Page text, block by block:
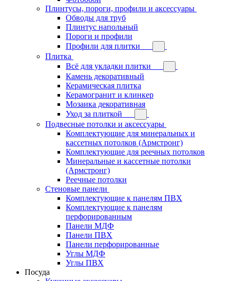
Плинтусы, пороги, профили и аксессуары
Обводы для труб
Плинтус напольный
Пороги и профили
Профили для плитки
Плитка
Всё для укладки плитки
Камень декоративный
Керамическая плитка
Керамогранит и клинкер
Мозаика декоративная
Уход за плиткой
Подвесные потолки и аксессуары
Комплектующие для минеральных и
кассетных потолков (Армстронг)
Комплектующие для реечных потолков
Минеральные и кассетные потолки
(Армстронг)
Реечные потолки
Стеновые панели
Комплектующие к панелям ПВХ
Комплектующие к панелям
перфорированным
Панели МДФ
Панели ПВХ
Панели перфорированные
Углы МДФ
Углы ПВХ
Посуда